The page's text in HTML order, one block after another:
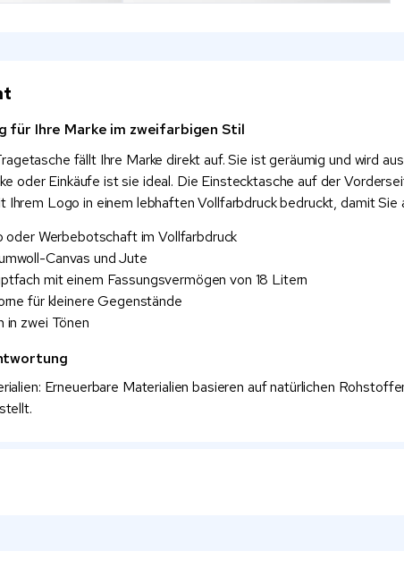
für Ihre Marke im zweifarbigen Stil
fällt Ihre Marke direkt auf. Sie ist geräumig und wird
oder Einkäufe ist sie ideal. Die Einstecktasche auf der
Logo in einem lebhaften Vollfarbdruck bedruckt, damit Sie
oder Werbebotschaft im Vollfarbdruck
Canvas und Jute
mit einem Fassungsvermögen von 18 Litern
für kleinere Gegenstände
in zwei Tönen
Erneuerbare Materialien basieren auf natürlichen